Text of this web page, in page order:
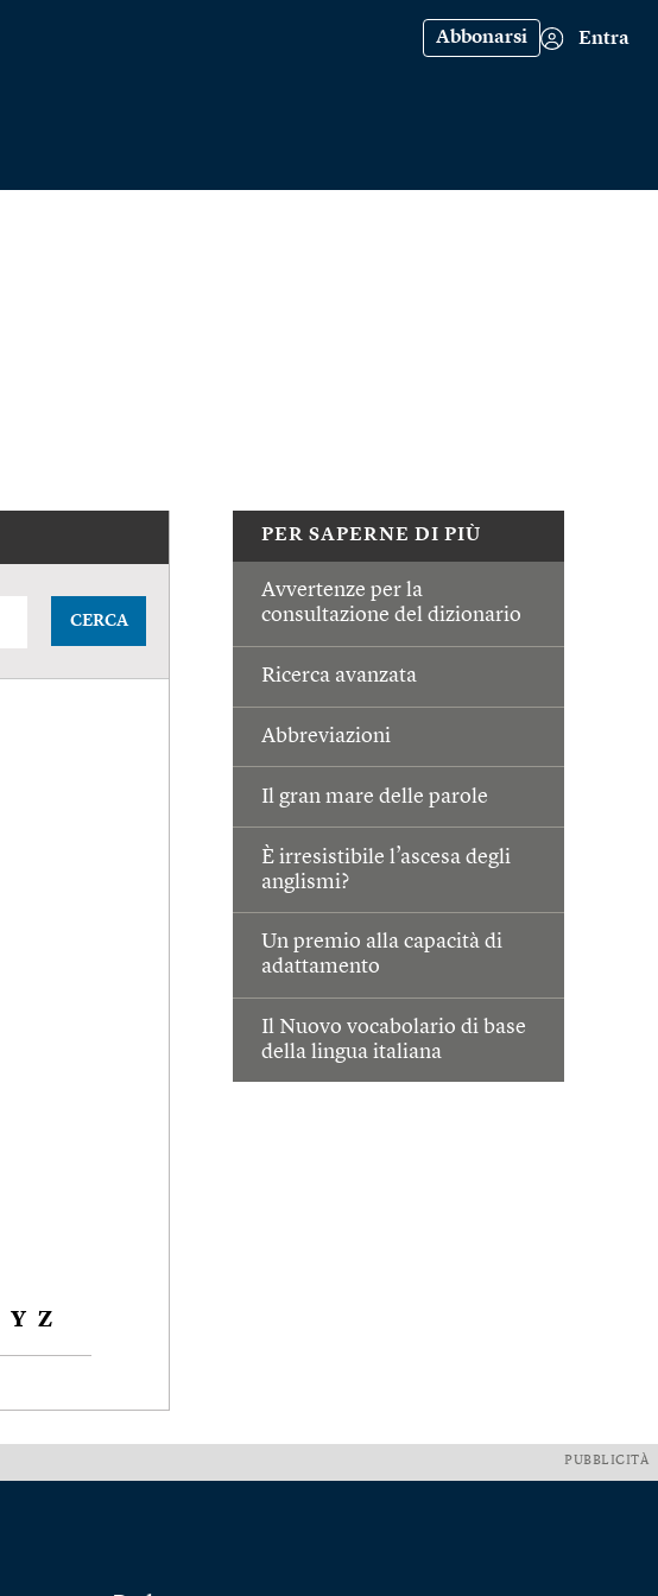
Abbonarsi Entra
PER SAPERNE DI PIÙ
Avvertenze per la
consultazione del dizionario
Ricerca avanzata
Abbreviazioni
Il gran mare delle parole
È irresistibile l’ascesa degli
anglismi?
Un premio alla capacità di
adattamento
Il Nuovo vocabolario di base
della lingua italiana
CERCA
Y Z
PUBBLICITÀ